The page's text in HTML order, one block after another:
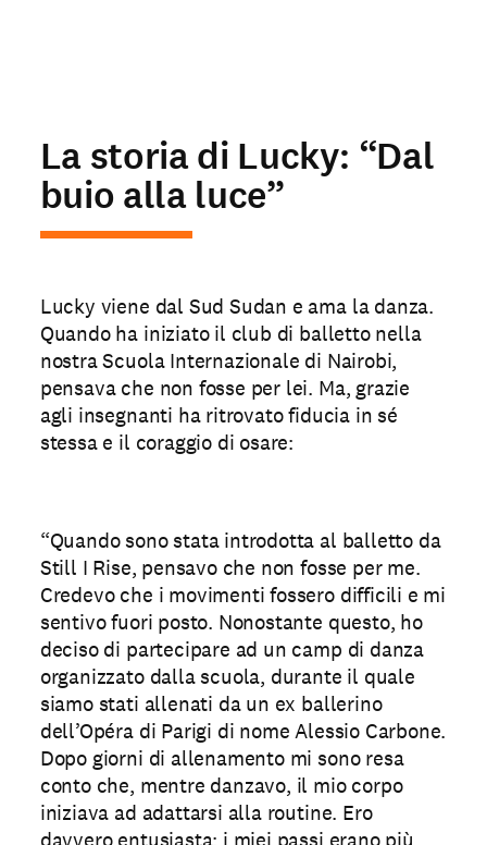
La storia di Lucky: “Dal
buio alla luce”
Lucky viene dal Sud Sudan e ama la danza.
Quando ha iniziato il club di balletto nella
nostra Scuola Internazionale di Nairobi,
pensava che non fosse per lei. Ma, grazie
agli insegnanti ha ritrovato fiducia in sé
stessa e il coraggio di osare:
“Quando sono stata introdotta al balletto da
Still I Rise, pensavo che non fosse per me.
Credevo che i movimenti fossero difficili e mi
sentivo fuori posto. Nonostante questo, ho
deciso di partecipare ad un camp di danza
organizzato dalla scuola, durante il quale
siamo stati allenati da un ex ballerino
dell’Opéra di Parigi di nome Alessio Carbone.
Dopo giorni di allenamento mi sono resa
conto che, mentre danzavo, il mio corpo
iniziava ad adattarsi alla routine. Ero
davvero entusiasta: i miei passi erano più